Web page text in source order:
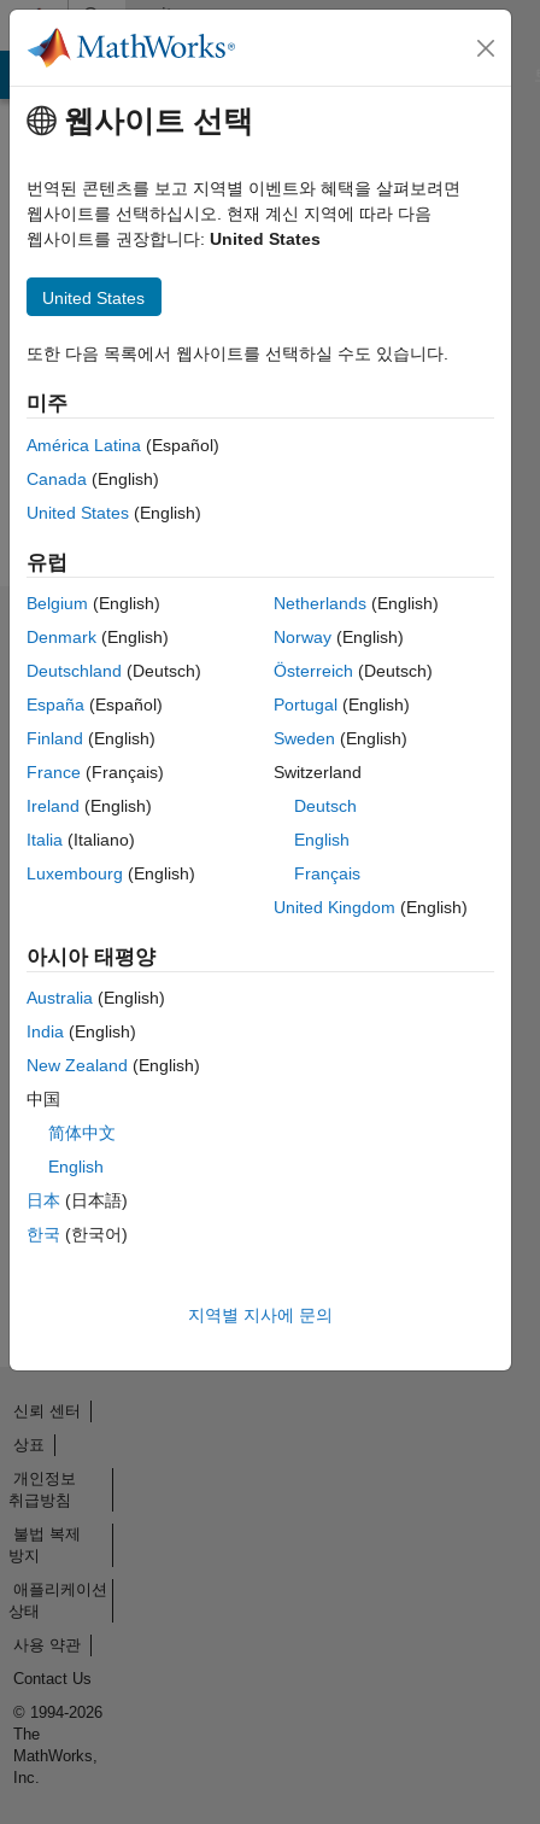
콘텐츠로 바로 가기
Community
Profile
chrisath
2023년부터
Follow
추천
Please
loginto
endorse
person
in a skill
No
Endorsements
received
웹사이트 선택
번역된 콘텐츠를 보고 지역별 이벤트와 혜택을 살펴보려면
웹사이트를 선택하십시오. 현재 계신 지역에 따라 다음
웹사이트를 권장합니다: United States
United States
또한 다음 목록에서 웹사이트를 선택하실 수도 있습니다.
미주
América Latina (Español)
Canada (English)
United States (English)
유럽
Belgium (English)
Denmark (English)
Deutschland (Deutsch)
España (Español)
Finland (English)
France (Français)
Ireland (English)
Italia (Italiano)
Luxembourg (English)
Netherlands(English)
Norway(English)
Österreich (Deutsch)
Portugal(English)
Sweden (English)
Switzerland
Deutsch
English
Français
United Kingdom (English)
아시아 태평양
Australia (English)
India (English)
New Zealand (English)
中国
简体中文
English
日本 (日本語)
한국 (한국어)
지역별 지사에 문의
신뢰 센터
상표
개인정보
취급방침
불법 복제
방지
애플리케이션
상태
사용 약관
Contact Us
© 1994-2026
The
MathWorks,
Inc.